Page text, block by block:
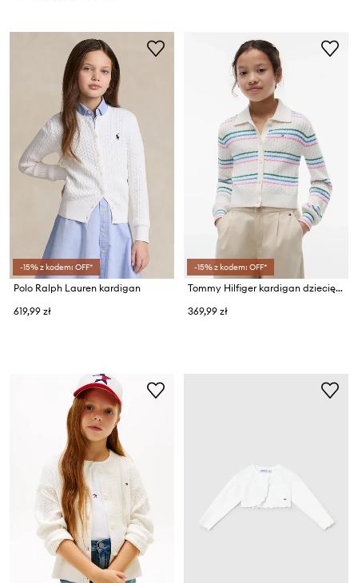
-15% z kodem: OFF*
Polo Ralph Lauren kardigan
619,99 zł
-15% z kodem: OFF*
Tommy Hilfiger kardigan dziecięcy z bawełną
369,99 zł